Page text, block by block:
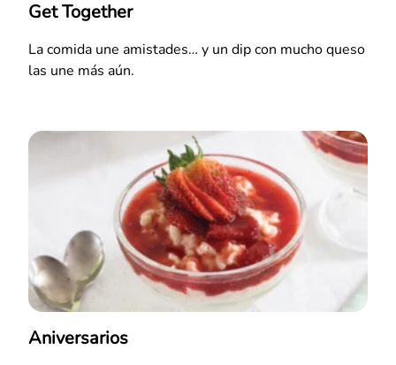
Get Together
La comida une amistades… y un dip con mucho queso
las une más aún.
Aniversarios